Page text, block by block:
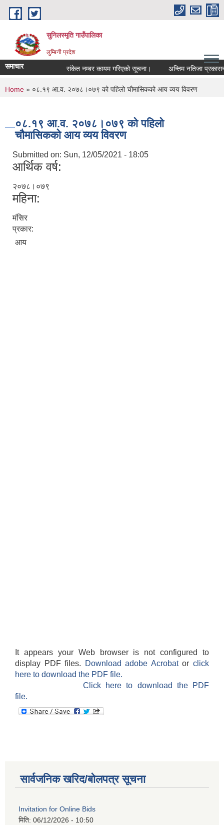
Skip to main content
सुनिलस्मृति गाउँपालिका
लुम्बिनी प्रदेश
समाचार संकेत नम्बर कायम गरिएको सूचना। अन्तिम नतिजा प्रकासन
You are here
Home » ०८.१९ आ.व. २०७८।०७९ को पहिलो चौमासिकको आय व्यय विवरण
०८.१९ आ.व. २०७८।०७९ को पहिलो
चौमासिकको आय व्यय विवरण
Submitted on: Sun, 12/05/2021 - 18:05
आर्थिक वर्ष:
२०७८।०७९
महिना:
मंसिर
प्रकार:
आय
It appears your Web browser is not configured to
display PDF files.
Download adobe Acrobatorclick
here to download the PDF file.
Click here to download the PDF
file.
सार्वजनिक खरिद/बोलपत्र सूचना
Invitation for Online Bids
मिति: 06/12/2026 - 10:50